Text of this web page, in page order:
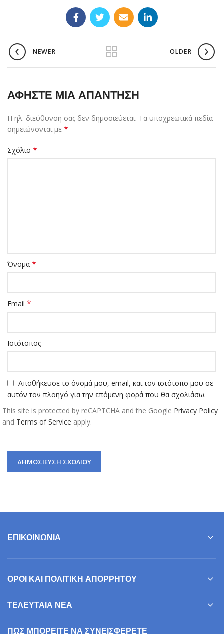
NEWER OLDER
ΑΦΉΣΤΕ ΜΙΑ ΑΠΆΝΤΗΣΗ
Η ηλ. διεύθυνση σας δεν δημοσιεύεται. Τα υποχρεωτικά πεδία
σημειώνονται με *
Σχόλιο *
Όνομα *
Email *
Ιστότοπος
Αποθήκευσε το όνομά μου, email, και τον ιστότοπο μου σε
αυτόν τον πλοηγό για την επόμενη φορά που θα σχολιάσω.
This site is protected by reCAPTCHA and the Google Privacy Policy
and Terms of Service apply.
ΕΠΙΚΟΙΝΩΝΊΑ
ΌΡΟΙ ΚΑΙ ΠΟΛΙΤΙΚΉ ΑΠΟΡΡΉΤΟΥ
ΤΕΛΕΥΤΑΊΑ ΝΈΑ
ΠΩΣ ΜΠΟΡΕΊΤΕ ΝΑ ΣΥΝΕΙΣΦΕΡΕΤΕ